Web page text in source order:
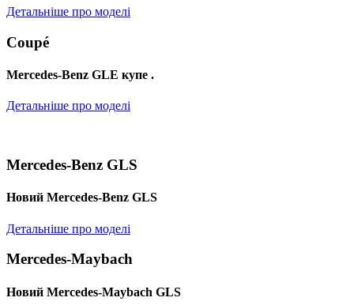
Детальніше про моделі
Coupé
Mercedes-Benz GLE купе .
Детальніше про моделі
Mercedes-Benz GLS
Новий Mercedes-Benz GLS
Детальніше про моделі
Mercedes-Maybach
Новий Mercedes-Maybach GLS